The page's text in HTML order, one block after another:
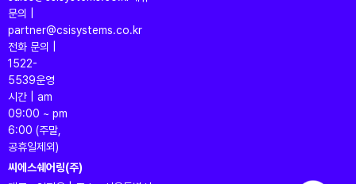
문의 |
partner@csisystems.co.kr
전화 문의 |
1522-
5539운영
시간 | am
09:00 ~ pm
6:00 (주말,
공휴일제외)
씨에스쉐어링(주)